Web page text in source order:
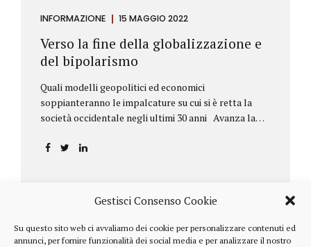
Gestisci Consenso Cookie
Su questo sito web ci avvaliamo dei cookie per personalizzare contenuti ed
annunci, per fornire funzionalità dei social media e per analizzare il nostro
INFORMAZIONE 15 MAGGIO 2022
Verso la fine della globalizzazione e
del bipolarismo
Quali modelli geopolitici ed economici
soppianteranno le impalcature su cui si è retta la
società occidentale negli ultimi 30 anni Avanza la
aprile ha fatto parecchio discutere il discorso che
una lettera annuale che Fink ha inviato agli
investitori, nella quale fa il punto sulla situazione
geopolitica ed economica globale, accompagnata da
alcune considerazioni sui profitti generati dalle